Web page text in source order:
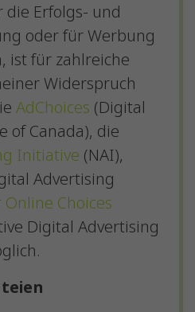
die Erfolgs- und
oder für Werbung
ist für zahlreiche
Widerspruch
AdChoices (Digital
of Canada), die
Initiative (NAI),
Advertising
Online Choices
Digital Advertising